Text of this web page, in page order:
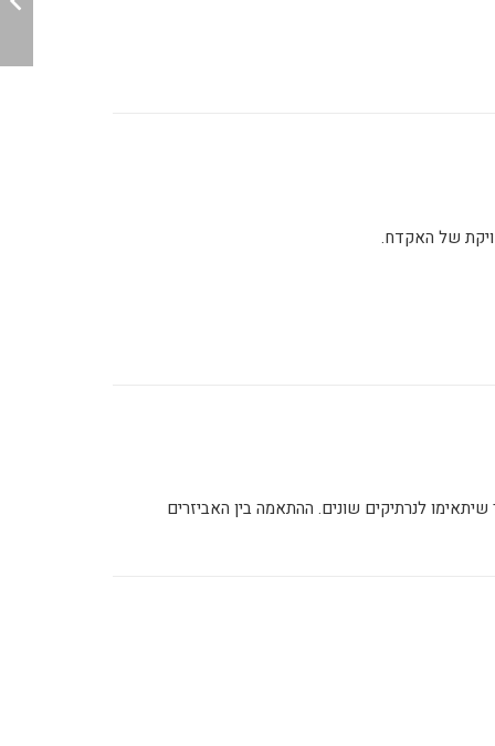
של האקדח.
לנרתיקים שונים. ההתאמה בין האביזרים